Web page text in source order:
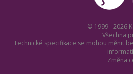
© 1999 - 2026
Všechna
Technické specifikace se mohou měnit
Změna